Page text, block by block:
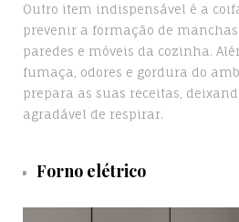
Outro item indispensável é a
prevenir a formação de
paredes e móveis da cozinha.
fumaça, odores e gordura do
prepara as suas receitas,
agradável de respirar.
Forno elétrico